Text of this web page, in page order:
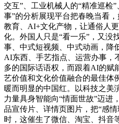
交互”、工业机械人的“精准巡检
事”的分析展现平台把春晚当看
教育、AI+文化产物，让通俗人
化。外国人只是“看一乐”，又没
事、中式短视频、中式动画，降
AI东西、手艺指点、运营办事，
多的国际话语权，而跟着AI的赋
艺价值和文化价值融合的最佳体
暖而明显的中国红。以科技之美
力量具身智能向“情面世故”迈进
品宣传片、详情页图片，把“感
时，这催生了微信、淘宝、抖音